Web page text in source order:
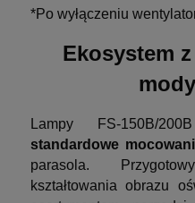
*Po wyłączeniu
Ekosystem
Lampy FS-150B/
standardowe
parasola.
kształtowania obrazu